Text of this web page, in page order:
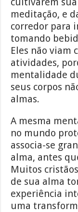
meditação, e
corredor para
tomando
Eles não viam
atividades,
mentalidade
seus corpos
almas.
A mesma
no mundo
associa-se
alma, antes
Muitos
de sua alma
experiência
uma